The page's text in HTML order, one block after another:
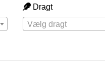
Dragt
Vælg dragt